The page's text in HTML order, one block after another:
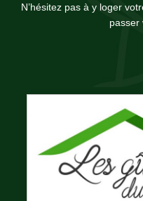
N’hésitez pas à y loger
passer